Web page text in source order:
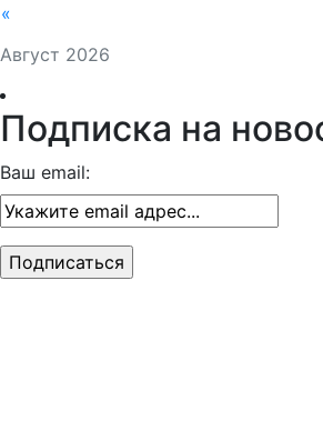
Август 2026
«
Подписка на
Ваш email: